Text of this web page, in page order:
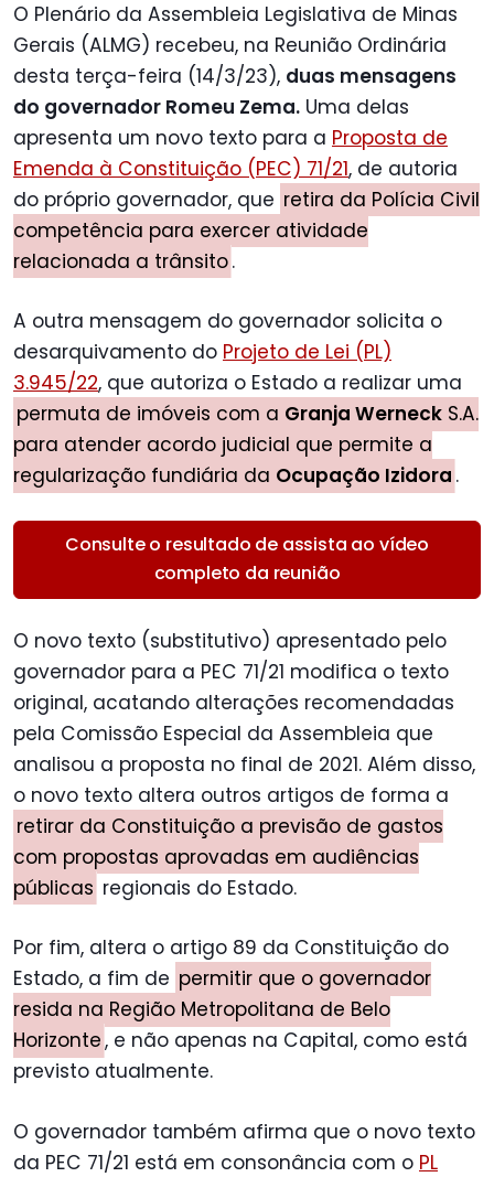
O Plenário da Assembleia Legislativa de Minas
Gerais (ALMG) recebeu, na Reunião Ordinária
desta terça-feira (14/3/23), duas mensagens
do governador Romeu Zema. Uma delas
apresenta um novo texto para a Proposta de
Emenda à Constituição (PEC) 71/21, de autoria
do próprio governador, que retira da Polícia Civil
competência para exercer atividade
relacionada a trânsito.
A outra mensagem do governador solicita o
desarquivamento do Projeto de Lei (PL)
3.945/22, que autoriza o Estado a realizar uma
permuta de imóveis com a Granja Werneck S.A.
para atender acordo judicial que permite a
regularização fundiária da Ocupação Izidora .
Consulte o resultado de assista ao vídeo
completo da reunião
O novo texto (substitutivo) apresentado pelo
governador para a PEC 71/21 modifica o texto
original, acatando alterações recomendadas
pela Comissão Especial da Assembleia que
analisou a proposta no final de 2021. Além disso,
o novo texto altera outros artigos de forma a
retirar da Constituição a previsão de gastos
com propostas aprovadas em audiências
públicas regionais do Estado.
Por fim, altera o artigo 89 da Constituição do
Estado, a fim de permitir que o governador
resida na Região Metropolitana de Belo
Horizonte, e não apenas na Capital, como está
previsto atualmente.
O governador também afirma que o novo texto
da PEC 71/21 está em consonância com o PL